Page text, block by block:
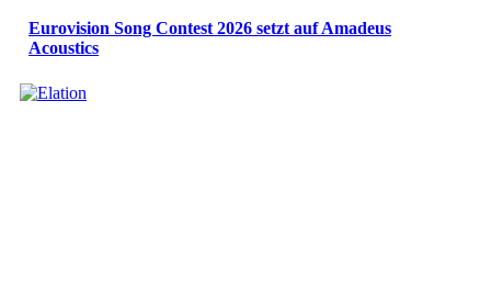
Eurovision Song Contest 2026 setzt auf Amadeus
Acoustics